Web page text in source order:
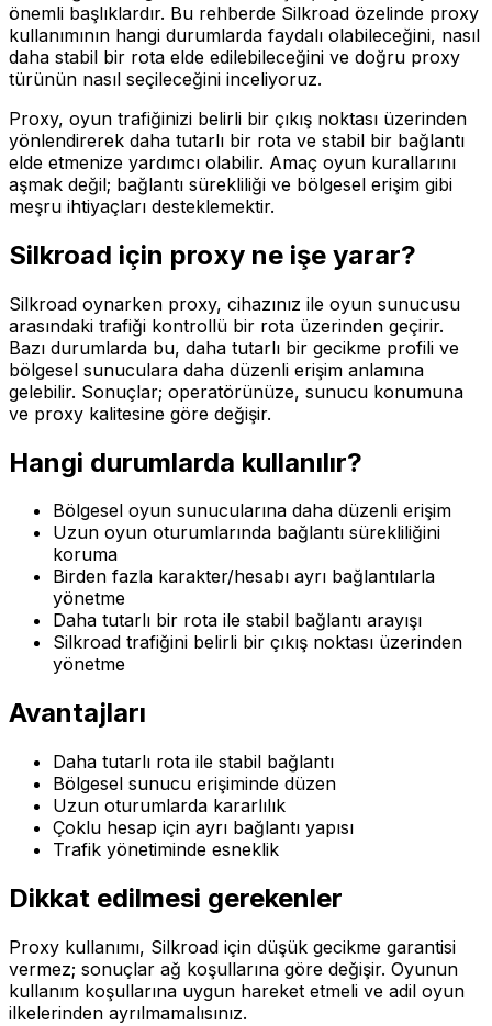
önemli başlıklardır. Bu rehberde Silkroad özelinde proxy
kullanımının hangi durumlarda faydalı olabileceğini, nasıl
daha stabil bir rota elde edilebileceğini ve doğru proxy
türünün nasıl seçileceğini inceliyoruz.
Proxy, oyun trafiğinizi belirli bir çıkış noktası üzerinden
yönlendirerek daha tutarlı bir rota ve stabil bir bağlantı
elde etmenize yardımcı olabilir. Amaç oyun kurallarını
aşmak değil; bağlantı sürekliliği ve bölgesel erişim gibi
meşru ihtiyaçları desteklemektir.
Silkroad için proxy ne işe yarar?
Silkroad oynarken proxy, cihazınız ile oyun sunucusu
arasındaki trafiği kontrollü bir rota üzerinden geçirir.
Bazı durumlarda bu, daha tutarlı bir gecikme profili ve
bölgesel sunuculara daha düzenli erişim anlamına
gelebilir. Sonuçlar; operatörünüze, sunucu konumuna
ve proxy kalitesine göre değişir.
Hangi durumlarda kullanılır?
Bölgesel oyun sunucularına daha düzenli erişim
Uzun oyun oturumlarında bağlantı sürekliliğini
koruma
Birden fazla karakter/hesabı ayrı bağlantılarla
yönetme
Daha tutarlı bir rota ile stabil bağlantı arayışı
Silkroad trafiğini belirli bir çıkış noktası üzerinden
yönetme
Avantajları
Daha tutarlı rota ile stabil bağlantı
Bölgesel sunucu erişiminde düzen
Uzun oturumlarda kararlılık
Çoklu hesap için ayrı bağlantı yapısı
Trafik yönetiminde esneklik
Dikkat edilmesi gerekenler
Proxy kullanımı, Silkroad için düşük gecikme garantisi
vermez; sonuçlar ağ koşullarına göre değişir. Oyunun
kullanım koşullarına uygun hareket etmeli ve adil oyun
ilkelerinden ayrılmamalısınız.